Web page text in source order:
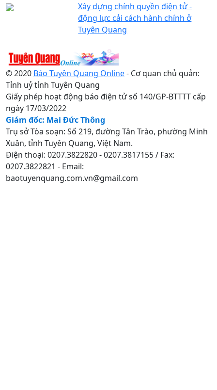
Xây dựng chính quyền điện tử -
động lực cải cách hành chính ở
Tuyên Quang
© 2020 Báo Tuyên Quang Online- Cơ quan chủ quản:
Tỉnh uỷ tỉnh Tuyên Quang
Giấy phép hoạt động báo điện tử số 140/GP-BTTTT cấp
ngày 17/03/2022
Giám đốc: Mai Đức Thông
Trụ sở Tòa soạn: Số 219, đường Tân Trào, phường Minh
Xuân, tỉnh Tuyên Quang, Việt Nam.
Điện thoại: 0207.3822820 - 0207.3817155 / Fax:
0207.3822821 - Email:
baotuyenquang.com.vn@gmail.com